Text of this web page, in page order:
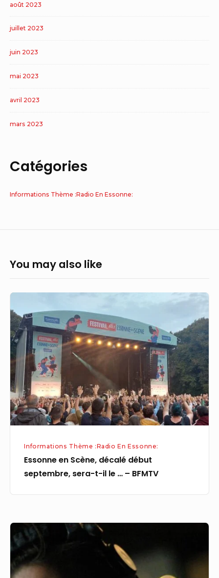
août 2023
juillet 2023
juin 2023
mai 2023
avril 2023
mars 2023
Catégories
Informations Thème :Radio En Essonne:
You may also like
en
Scène,
décalé
début
septembre,
sera-
t-
il
le
BFMTV
Informations Thème :Radio En Essonne:
Essonne en Scène, décalé début
septembre, sera-t-il le … – BFMTV
Le
DJ
Laurent
Garnier